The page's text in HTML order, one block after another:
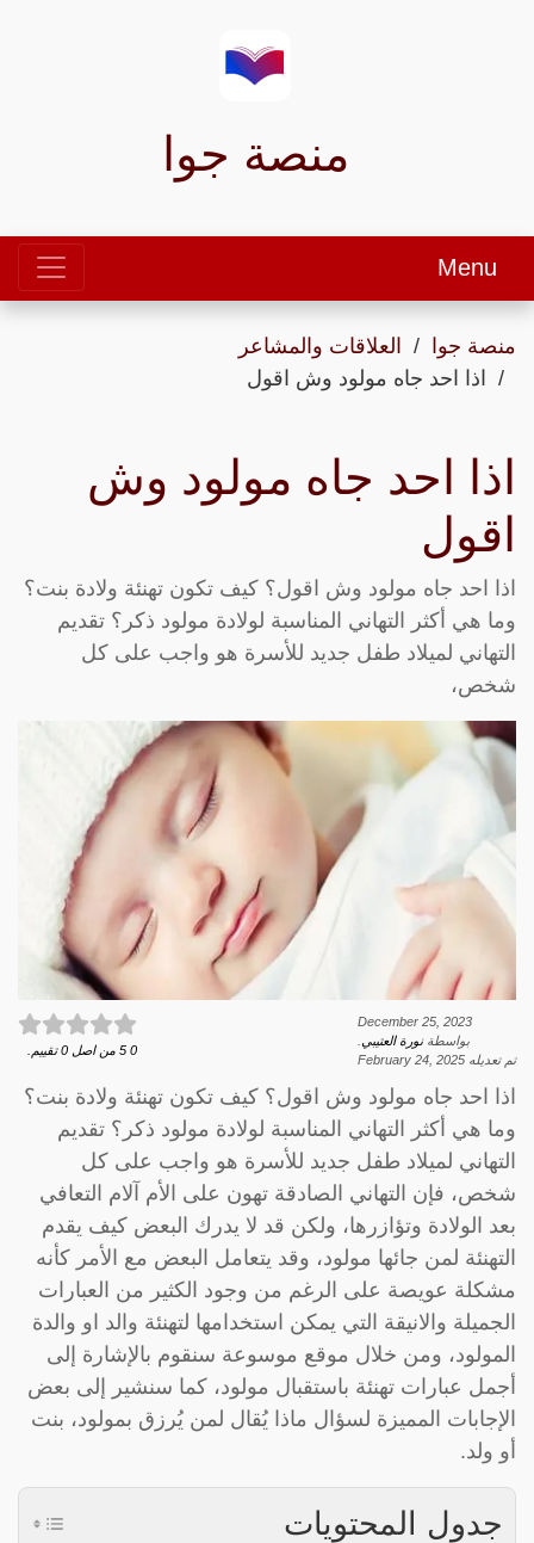
منصة جوا
Menu
منصة جوا
العلاقات والمشاعر
اذا احد جاه مولود وش اقول
اذا احد جاه مولود وش
اقول
اذا احد جاه مولود وش اقول؟ كيف تكون تهنئة ولادة بنت؟
وما هي أكثر التهاني المناسبة لولادة مولود ذكر؟ تقديم
التهاني لميلاد طفل جديد للأسرة هو واجب على كل
شخص،
December 25, 2023
بواسطةنورة العتيبي
تم تعديله February 24, 2025
0
5 من اصل 0 تقييم.
اذا احد جاه مولود وش اقول؟ كيف تكون تهنئة ولادة بنت؟
وما هي أكثر التهاني المناسبة لولادة مولود ذكر؟ تقديم
التهاني لميلاد طفل جديد للأسرة هو واجب على كل
شخص، فإن التهاني الصادقة تهون على الأم آلام التعافي
بعد الولادة وتؤازرها، ولكن قد لا يدرك البعض كيف يقدم
التهنئة لمن جائها مولود، وقد يتعامل البعض مع الأمر كأنه
مشكلة عويصة على الرغم من وجود الكثير من العبارات
الجميلة والانيقة التي يمكن استخدامها لتهنئة والد او والدة
المولود، ومن خلال موقع موسوعة سنقوم بالإشارة إلى
أجمل عبارات تهنئة باستقبال مولود، كما سنشير إلى بعض
الإجابات المميزة لسؤال ماذا يُقال لمن يُرزق بمولود، بنت
أو ولد.
جدول المحتويات